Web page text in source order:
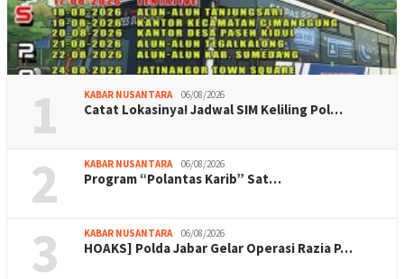
1 KABAR NUSANTARA 06/08/2026
Catat Lokasinya! Jadwal SIM Keliling Pol…
2 KABAR NUSANTARA 06/08/2026
Program “Polantas Karib” Sat…
3 KABAR NUSANTARA 06/08/2026
HOAKS] Polda Jabar Gelar Operasi Razia P…